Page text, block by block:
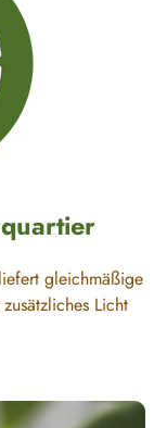
gleichmäßige
Licht